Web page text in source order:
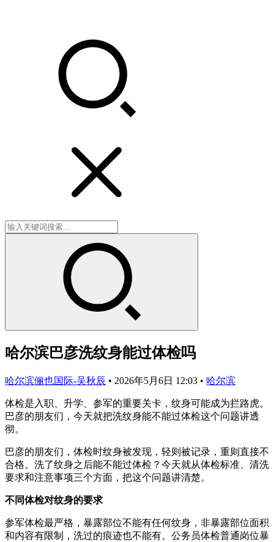
哈尔滨巴彦洗纹身能过体检吗
哈尔滨俪也国际-吴秋辰 • 2026年5月6日 12:03 • 哈尔滨
体检是入职、升学、参军的重要关卡，纹身可能成为拦路虎。
巴彦的朋友们，今天就把洗纹身能不能过体检这个问题讲透
彻。
巴彦的朋友们，体检时纹身被发现，轻则被记录，重则直接不
合格。洗了纹身之后能不能过体检？今天就从体检标准、清洗
要求和注意事项三个方面，把这个问题讲清楚。
不同体检对纹身的要求
参军体检最严格，暴露部位不能有任何纹身，非暴露部位面积
和内容有限制，洗过的痕迹也不能有。公务员体检普通岗位暴